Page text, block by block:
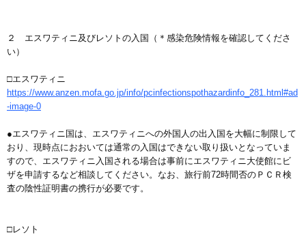
２ エスワティニ及びレソトの入国（＊感染危険情報を確認してくださ
い）
□エスワティニ
https://www.anzen.mofa.go.jp/info/pcinfectionspothazardinfo_281.html#ad
-image-0
●エスワティニ国は、エスワティニへの外国人の出入国を大幅に制限して
おり、現時点におおいては通常の入国はできない取り扱いとなっていま
すので、エスワティニ入国される場合は事前にエスワティニ大使館にビ
ザを申請するなど相談してください。なお、旅行前72時間否のＰＣＲ検
査の陰性証明書の携行が必要です。
□レソト